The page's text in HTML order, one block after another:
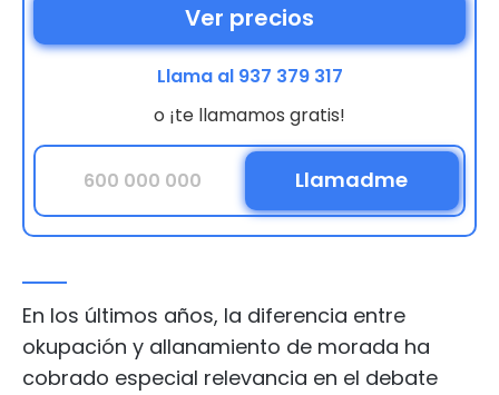
Ver precios
Llama al 937 379 317
o ¡te llamamos gratis!
En los últimos años, la diferencia entre
okupación y allanamiento de morada ha
cobrado especial relevancia en el debate